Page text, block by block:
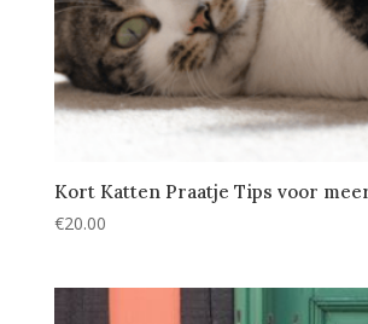
Kort Katten Praatje Tips voor
€20.00